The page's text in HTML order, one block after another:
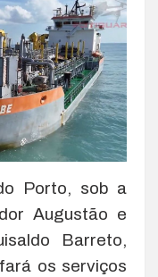
Porto, sob a
Augustão e
Barreto,
os serviços